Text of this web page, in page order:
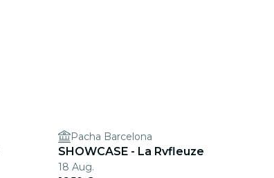
Pacha Barcelona
SHOWCASE - La Rvfleuze
18 Aug.